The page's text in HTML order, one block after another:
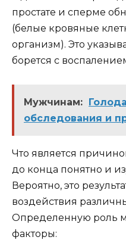
простате и сперме
(белые кровяные
организм). Это
борется с
Мужчинам:
обследования и
Что является
до конца понятно и
Вероятно, это
воздействия
Определенную роль
факторы: